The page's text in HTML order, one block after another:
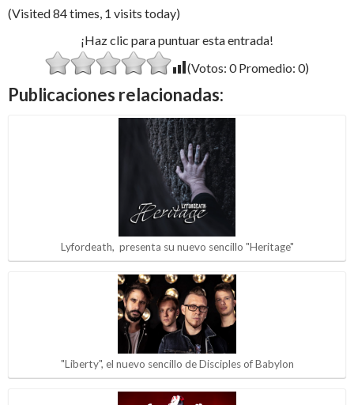
(Visited 84 times, 1 visits today)
¡Haz clic para puntuar esta entrada!
(Votos: 0Promedio: 0)
Publicaciones relacionadas:
Lyfordeath, presenta su nuevo sencillo "Heritage"
"Liberty", el nuevo sencillo de Disciples of Babylon